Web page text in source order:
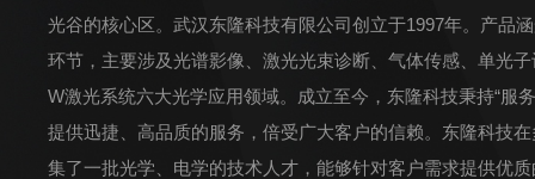
光谷的核心区。武汉东隆科技有限公司创立于1997年。产品
环节，主要涉及光谱影像、激光光束诊断、气体传感、单光
W激光系统六大光学应用领域。成立至今，东隆科技秉持“服
提供迅捷、高品质的服务，倍受广大客户的信赖。东隆科技
集了一批光学、电学的技术人才，能够针对客户需求提供优